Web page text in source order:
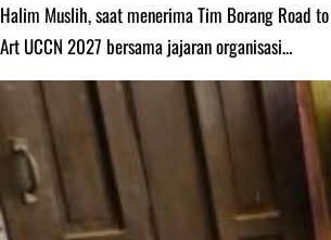
Halim Muslih, saat menerima Tim Borang Road
Art UCCN 2027 bersama jajaran organisasi…